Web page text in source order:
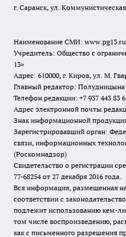
г. Саранск, ул.
Наименование СМИ: www.pg13.ru
Учредитель: Общество с
13»
Адрес: 610000, г. Киров, ул. М.
Главный редактор: Полудницына
Телефон редакции: +7 937 443 83
Адрес электронной почты
Знак информационной
Зарегистрировавший орган:
связи, информационных
(Роскомнадзор)
Свидетельство о регистрации
77-68254 от 27 декабря 2016 года.
Вся информация, размещенная
соответствии с
подлежит использованию кем-
том числе воспроизведению,
как с письменного разрешения